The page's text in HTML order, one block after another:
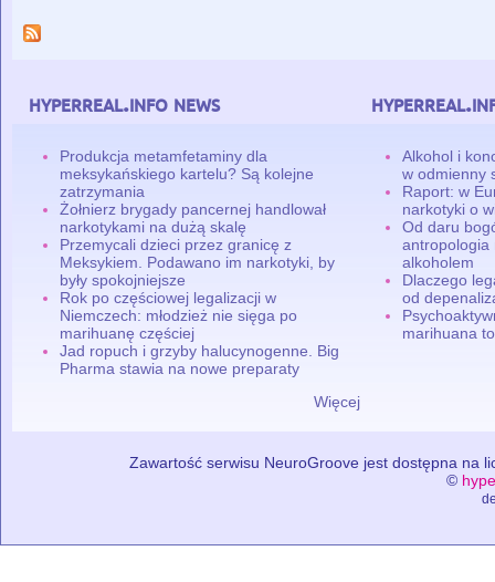
hyperreal.info news
Produkcja metamfetaminy dla
meksykańskiego kartelu? Są kolejne
zatrzymania
Żołnierz brygady pancernej handlował
narkotykami na dużą skalę
Przemycali dzieci przez granicę z
Meksykiem. Podawano im narkotyki, by
były spokojniejsze
Rok po częściowej legalizacji w
Niemczech: młodzież nie sięga po
marihuanę częściej
Jad ropuch i grzyby halucynogenne. Big
Pharma stawia na nowe preparaty
Więcej
Alkohol i
w odmienny
Raport: w
narkotyki o
Od daru
antropologia
alkoholem
Dlaczego
od
marihuana
Zawartość serwisu NeuroGroove jest dostępna na
©